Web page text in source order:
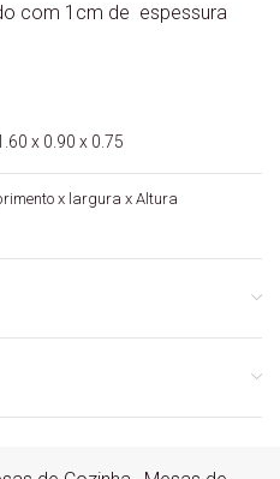
com 1cm de espessura
0.90 x 0.75
x largura x Altura